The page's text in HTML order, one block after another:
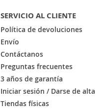
SERVICIO AL CLIENTE
Política de devoluciones
Envío
Contáctanos
Preguntas frecuentes
3 años de garantía
Iniciar sesión / Darse de alta
Tiendas físicas